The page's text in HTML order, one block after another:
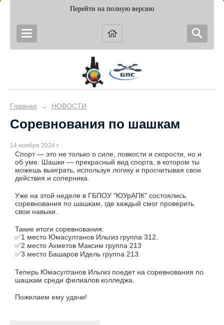
Перейти на полную версию
Главная → НОВОСТИ
Соревнования по шашкам
14 ноября 2024 г.
Спорт — это не только о силе, ловкости и скорости, но и
об уме. Шашки — прекрасный вид спорта, в котором ты
можешь выиграть, используя логику и просчитывая свои
действия и соперника.
Уже на этой неделе в ГБПОУ "ЮУрАПК" состоялись
соревнования по шашкам, где каждый смог проверить
свои навыки.
Такие итоги соревнования:
✅1 место Юмасултанов Ильгиз группа 312.
✅2 место Ахметов Максим группа 213
✅3 место Башаров Идель группа 213.
Теперь Юмасултанов Ильгиз поедет на соревнования по
шашкам среди филиалов колледжа.
Пожелаем ему удачи!